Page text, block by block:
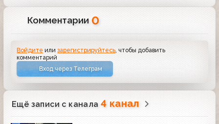
Комментарии 0
Войдите илизарегистрируйтесь, чтобы добавить
комментарий
Вход через Телеграм
Ещё записи с канала 4 канал